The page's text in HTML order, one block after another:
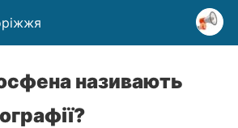
називають